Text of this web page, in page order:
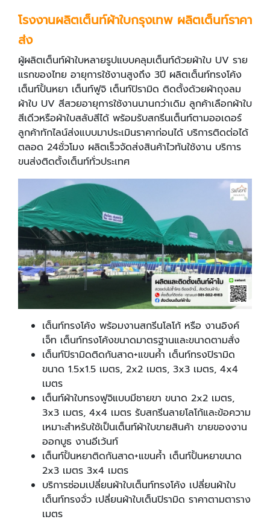
โรงงานผลิตเต็นท์ผ้าใบกรุงเทพ ผลิตเต็นท์ราคา
ส่ง
ผู้ผลิตเต็นท์ผ้าใบหลายรูปแบบคลุมเต็นท์ด้วยผ้าใบ UV ราย
แรกของไทย อายุการใช้งานสูงถึง 3ปี ผลิตเต็นท์ทรงโค้ง
เต็นท์ปั้นหยา เต็นท์ฟูจิ เต็นท์ปิรามิด ติดตั้งด้วยผ้าถุงลม
ผ้าใบ UV สีสวยอายุการใช้งานนานกว่าเดิม ลูกค้าเลือกผ้าใบ
สีเดีวหรือผ้าใบสลับสีได้ พร้อมรับสกรีนเต็นท์ตามออเดอร์
ลูกค้าทักไลน์ส่งแบบมาประเมินราคาก่อนได้ บริการติดต่อได้
ตลอด 24ชั่วโมง ผลิตเร็วจัดส่งสินค้าไวทันใช้งาน บริการ
ขนส่งติดตั้งเต็นท์ทั่วประเทศ
เต็นท์ทรงโค้ง พร้อมงานสกรีนโลโก้ หรือ งานอิงค์
เจ็ท เต็นท์ทรงโค้งขนาดมาตรฐานและขนาดตามสั่ง
เต็นท์ปิรามิดติดกันสาด+แขนค้ำ เต็นท์ทรงปิรามิด
ขนาด 1.5x1.5 เมตร, 2x2 เมตร, 3x3 เมตร, 4x4
เมตร
เต็นท์ผ้าใบทรงฟูจิแบบมีชายขา ขนาด 2x2 เมตร,
3x3 เมตร, 4x4 เมตร รับสกรีนลายโลโก้และข้อความ
เหมาะสำหรับใช้เป็นเต็นท์ผ้าใบขายสินค้า ขายของงาน
ออกบูธ งานอีเว้นท์
เต็นท์ปั้นหยาติดกันสาด+แขนค้ำ เต็นท์ปั้นหยาขนาด
2x3 เมตร 3x4 เมตร
บริการซ่อมเปลี่ยนผ้าใบเต็นท์ทรงโค้ง เปลี่ยนผ้าใบ
เต็นท์ทรงจั่ว เปลี่ยนผ้าใบเต็นปิรามิด ราคาตามตาราง
เมตร